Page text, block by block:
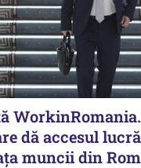
dă accesul
muncii din